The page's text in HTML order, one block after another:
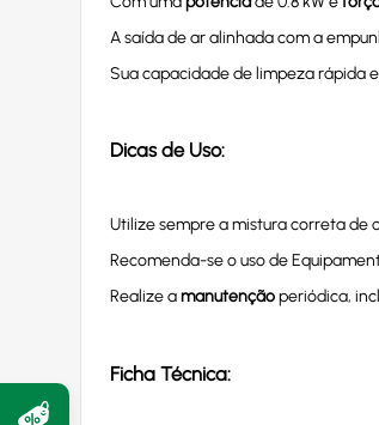
A saída de ar alinhada com a
Sua capacidade de limpeza rápida
Dicas de Uso:
Utilize sempre a mistura correta
Recomenda-se o uso de
Realize amanutençãoperiódica,
Ficha Técnica: